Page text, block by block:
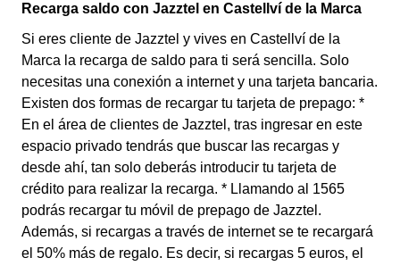
Recarga saldo con Jazztel en Castellví de la Marca
Si eres cliente de Jazztel y vives en Castellví de la
Marca la recarga de saldo para ti será sencilla. Solo
necesitas una conexión a internet y una tarjeta bancaria.
Existen dos formas de recargar tu tarjeta de prepago: *
En el área de clientes de Jazztel, tras ingresar en este
espacio privado tendrás que buscar las recargas y
desde ahí, tan solo deberás introducir tu tarjeta de
crédito para realizar la recarga. * Llamando al 1565
podrás recargar tu móvil de prepago de Jazztel.
Además, si recargas a través de internet se te recargará
el 50% más de regalo. Es decir, si recargas 5 euros, el